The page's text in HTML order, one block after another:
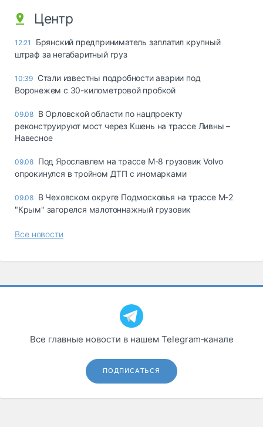
Центр
12:21
Брянский предприниматель заплатил крупный
штраф за негабаритный груз
10:39 Стали известны подробности аварии под
Воронежем с 30-километровой пробкой
09.08 В Орловской области по нацпроекту
реконструируют мост через Кшень на трассе Ливны –
Навесное
09.08 Под Ярославлем на трассе М-8 грузовик Volvo
опрокинулся в тройном ДТП с иномарками
09.08 В Чеховском округе Подмосковья на трассе М-2
"Крым" загорелся малотоннажный грузовик
Все новости
Все главные новости в нашем Telegram‑канале
ПОДПИСАТЬСЯ